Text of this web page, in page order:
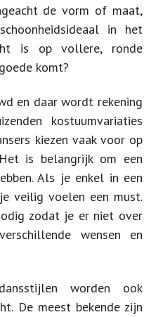
de vorm of maat,
in het
is op vollere, ronde
komt?
en daar wordt rekening
kostuumvariaties
kiezen vaak voor op
is belangrijk om een
Als je enkel in een
veilig voelen een must.
zodat je er niet over
wensen en
worden ook
De meest bekende zijn